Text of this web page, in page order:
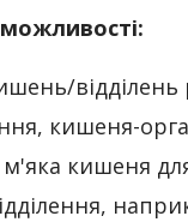
кишеня-
м'яка кишеня